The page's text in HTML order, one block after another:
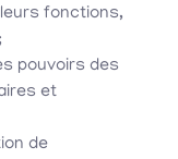
fonctions,
pouvoirs des
et
de